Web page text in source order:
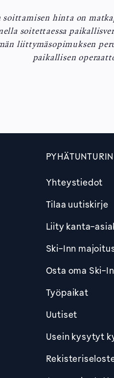
soittamisen hinta on
soitettaessa
liittymäsopimuksen
paikallisen
Yhteystiedot
Tilaa uutiskirje
Liity kanta-
Ski-Inn
Osta oma Ski-
Työpaikat
Uutiset
Usein kysytyt